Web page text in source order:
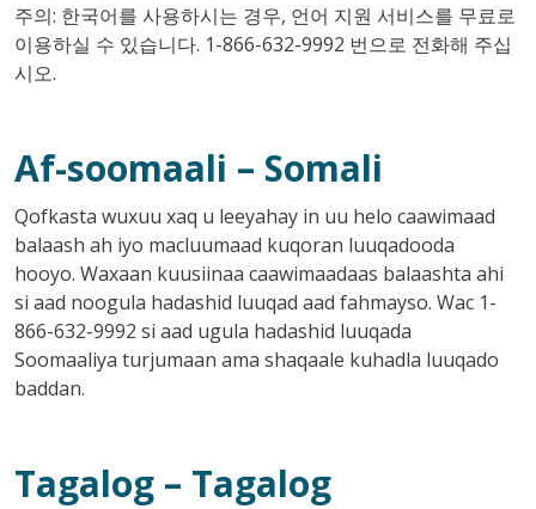
주의: 한국어를 사용하시는 경우, 언어 지원 서비스를 무료로
이용하실 수 있습니다. 1-866-632-9992 번으로 전화해 주십
시오.
Af-soomaali – Somali
Qofkasta wuxuu xaq u leeyahay in uu helo caawimaad
balaash ah iyo macluumaad kuqoran luuqadooda
hooyo. Waxaan kuusiinaa caawimaadaas balaashta ahi
si aad noogula hadashid luuqad aad fahmayso. Wac 1-
866-632-9992 si aad ugula hadashid luuqada
Soomaaliya turjumaan ama shaqaale kuhadla luuqado
baddan.
Tagalog– Tagalog